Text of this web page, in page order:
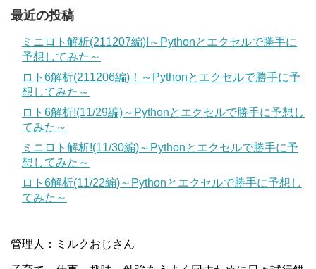
最近の投稿
ミニロト解析(211207編)!～Pythonとエクセルで勝手に
予想してみた～
ロト6解析(211206編)！～Pythonとエクセルで勝手に予
想してみた～
ロト6解析!(11/29編)～Pythonとエクセルで勝手に予想し
てみた～
ミニロト解析!(11/30編)～Pythonとエクセルで勝手に予
想してみた～
ロト6解析(11/22編)～Pythonとエクセルで勝手に予想し
てみた～
管理人：ミルクおじさん